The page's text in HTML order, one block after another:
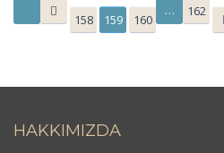
158 159 160
… 162
HAKKIMIZDA